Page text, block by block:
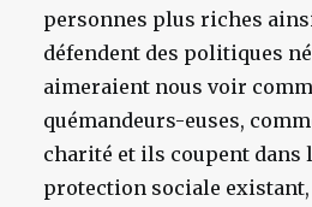
personnes plus riches
défendent des politiques
aimeraient nous voir
quémandeurs-euses,
charité et ils coupent dans
protection sociale